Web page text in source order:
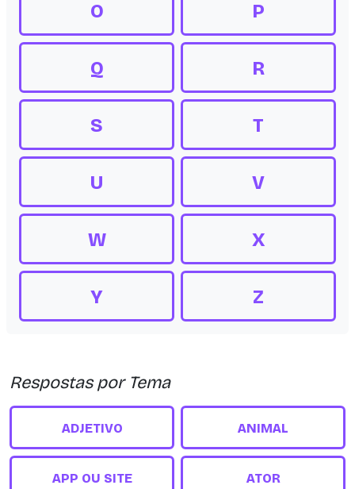
O P
Q R
S T
U V
W X
Y Z
Respostas por Tema
ADJETIVO ANIMAL
APP OU SITE ATOR